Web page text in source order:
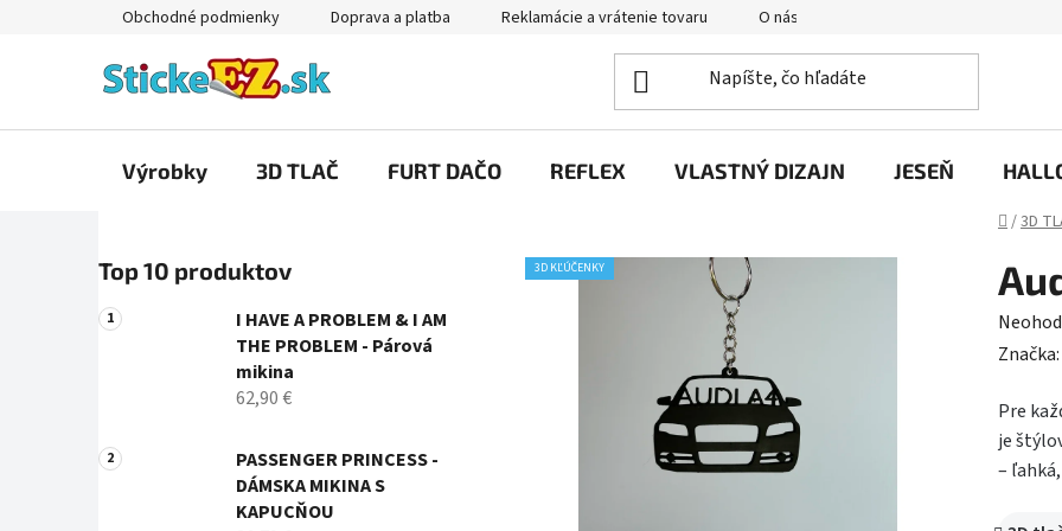
Obchodné podmienky Doprava a platba Reklamácie a vrátenie tovaru O nás
Výrobky 3D TLAČ FURT DAČO REFLEX VLASTNÝ DIZAJN JESEŇ
Domov
/3D
o
č
n
n
Top 10 produktov
I HAVE A PROBLEM & I AM
THE PROBLEM - Párová
mikina
62,90 €
PASSENGER PRINCESS -
DÁMSKA MIKINA S
KAPUCŇOU
je
0,0
z
Značka:
Pre
je
–
3D KĽÚČENKY